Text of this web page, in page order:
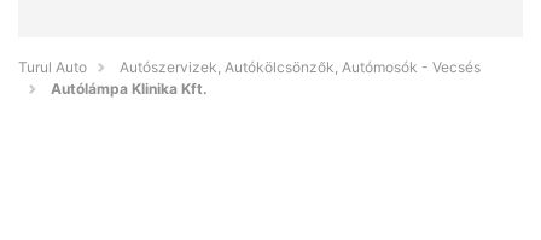
Turul Auto
Autószervizek, Autókölcsönzők, Autómosók - Vecsés
Autólámpa Klinika Kft.